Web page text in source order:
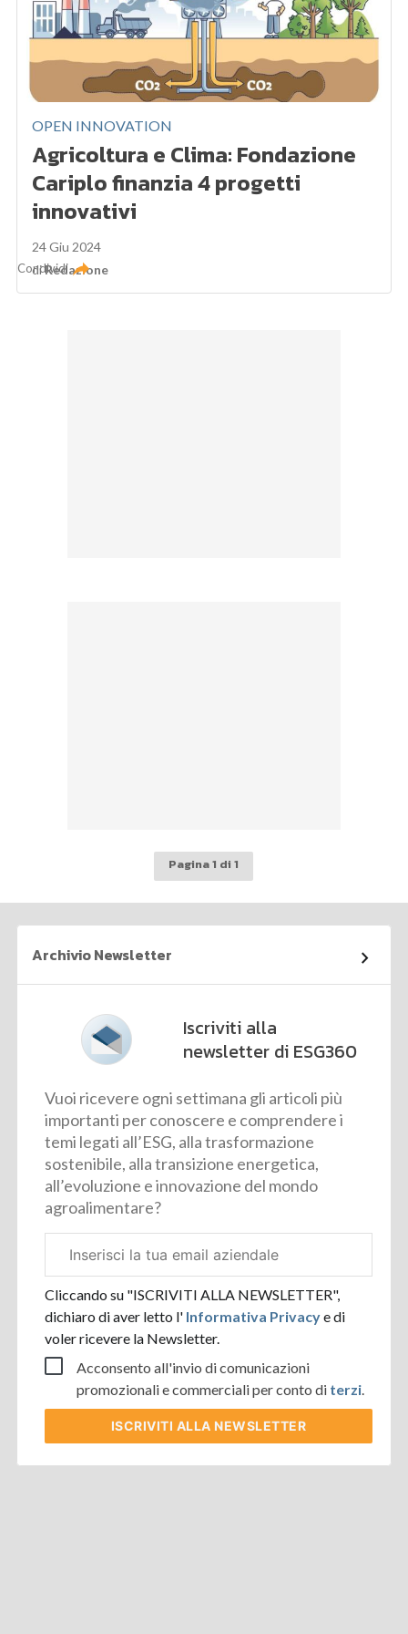
OPEN INNOVATION
Agricoltura e Clima: Fondazione
Cariplo finanzia 4 progetti
innovativi
24 Giu 2024
diRedazione
Condividi
Pagina 1 di 1
Archivio Newsletter
Iscriviti alla
newsletter di ESG360
Vuoi ricevere ogni settimana gli articoli più
importanti per conoscere e comprendere i
temi legati all’ESG, alla trasformazione
sostenibile, alla transizione energetica,
all’evoluzione e innovazione del mondo
agroalimentare?
aziendale
Cliccando su "ISCRIVITI ALLA NEWSLETTER",
dichiaro di aver letto l' Informativa Privacye di
voler ricevere la Newsletter.
Acconsento all'invio di comunicazioni
promozionali e commerciali per conto di terzi.
ISCRIVITI ALLA NEWSLETTER